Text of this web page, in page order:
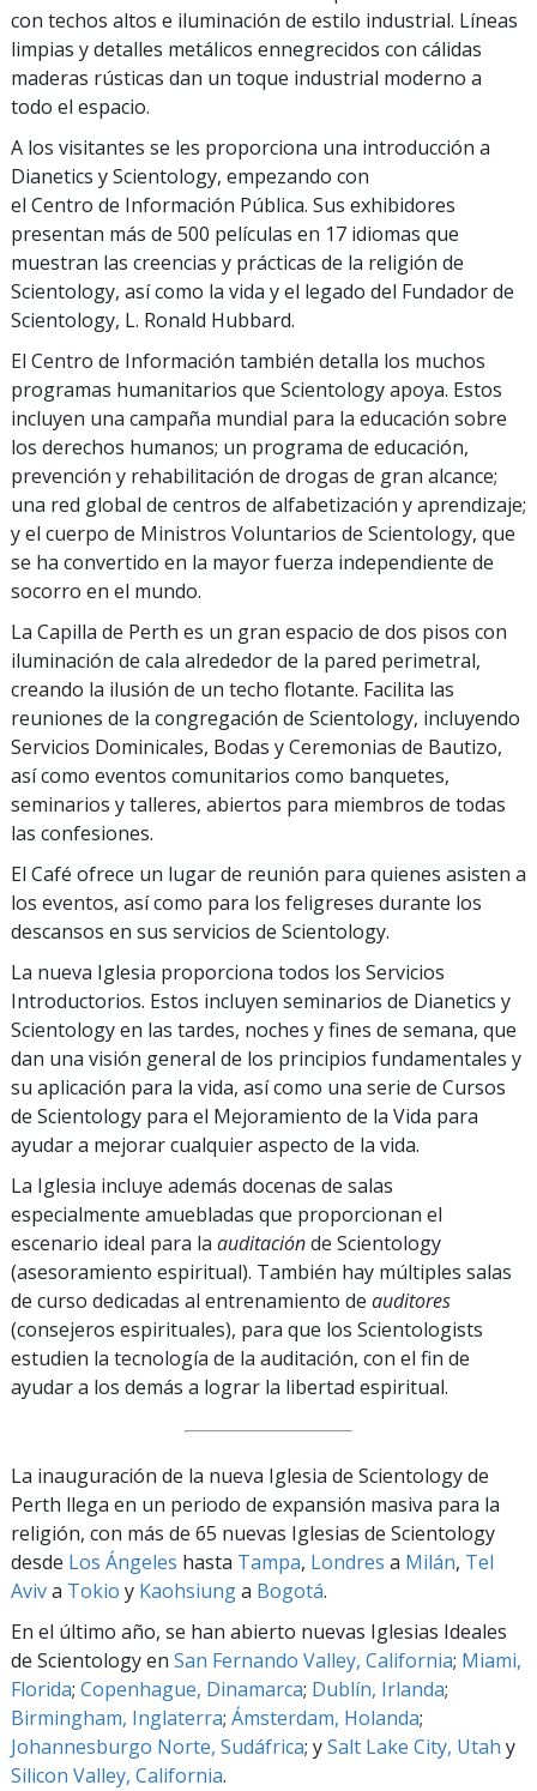
con techos altos e iluminación de estilo industrial. Líneas
limpias y detalles metálicos ennegrecidos con cálidas
maderas rústicas dan un toque industrial moderno a
todo el espacio.
A los visitantes se les proporciona una introducción a
Dianetics y Scientology, empezando con
el Centro de Información Pública. Sus exhibidores
presentan más de 500 películas en 17 idiomas que
muestran las creencias y prácticas de la religión de
Scientology, así como la vida y el legado del Fundador de
Scientology, L. Ronald Hubbard.
El Centro de Información también detalla los muchos
programas humanitarios que Scientology apoya. Estos
incluyen una campaña mundial para la educación sobre
los derechos humanos; un programa de educación,
prevención y rehabilitación de drogas de gran alcance;
una red global de centros de alfabetización y aprendizaje;
y el cuerpo de Ministros Voluntarios de Scientology, que
se ha convertido en la mayor fuerza independiente de
socorro en el mundo.
La Capilla de Perth es un gran espacio de dos pisos con
iluminación de cala alrededor de la pared perimetral,
creando la ilusión de un techo flotante. Facilita las
reuniones de la congregación de Scientology, incluyendo
Servicios Dominicales, Bodas y Ceremonias de Bautizo,
así como eventos comunitarios como banquetes,
seminarios y talleres, abiertos para miembros de todas
las confesiones.
El Café ofrece un lugar de reunión para quienes asisten a
los eventos, así como para los feligreses durante los
descansos en sus servicios de Scientology.
La nueva Iglesia proporciona todos los Servicios
Introductorios. Estos incluyen seminarios de Dianetics y
Scientology en las tardes, noches y fines de semana, que
dan una visión general de los principios fundamentales y
su aplicación para la vida, así como una serie de Cursos
de Scientology para el Mejoramiento de la Vida para
ayudar a mejorar cualquier aspecto de la vida.
La Iglesia incluye además docenas de salas
especialmente amuebladas que proporcionan el
escenario ideal para la auditaciónde Scientology
(asesoramiento espiritual). También hay múltiples salas
de curso dedicadas al entrenamiento de auditores
(consejeros espirituales), para que los Scientologists
estudien la tecnología de la auditación, con el fin de
ayudar a los demás a lograr la libertad espiritual.
La inauguración de la nueva Iglesia de Scientology de
Perth llega en un periodo de expansión masiva para la
religión, con más de 65 nuevas Iglesias de Scientology
desde Los Ángeles hasta Tampa, Londres a Milán, Tel
Aviva Tokio y Kaohsiunga Bogotá.
En el último año, se han abierto nuevas Iglesias Ideales
de Scientology en San Fernando Valley, California; Miami,
Florida; Copenhague, Dinamarca; Dublín, Irlanda;
Birmingham, Inglaterra; Ámsterdam, Holanda;
Johannesburgo Norte, Sudáfrica; ySalt Lake City, Utah y
Silicon Valley, California.